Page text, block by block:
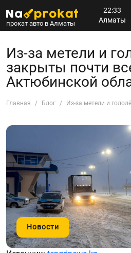
прокат авто в Алматы
22:33
Алматы
Из-за метели и
закрыты почти
Актюбинской
Главная Блог Из-за метели и
Новости